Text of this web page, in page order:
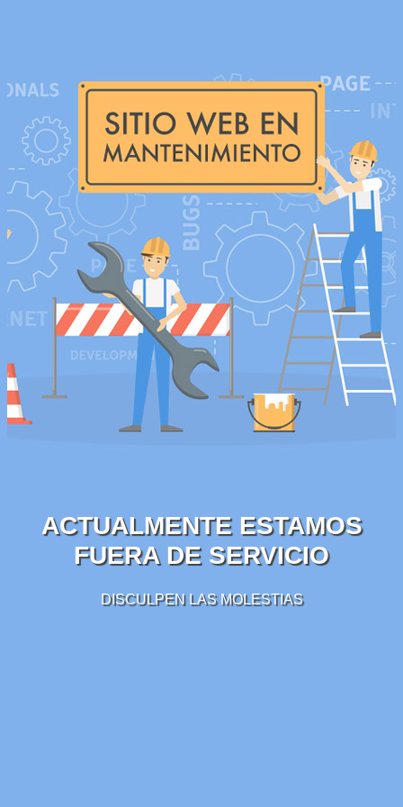
ACTUALMENTE ESTAMOS
FUERA DE SERVICIO
DISCULPEN LAS MOLESTIAS